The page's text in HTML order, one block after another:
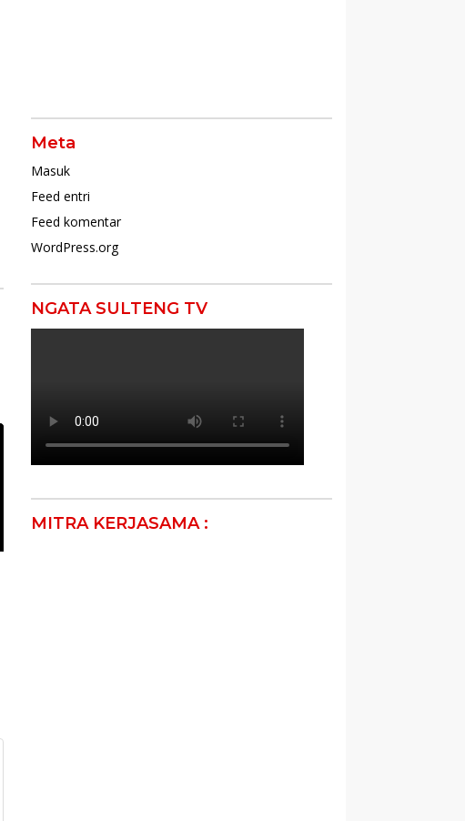
Meta
Masuk
Feed entri
Feed komentar
WordPress.org
NGATA SULTENG TV
MITRA KERJASAMA :